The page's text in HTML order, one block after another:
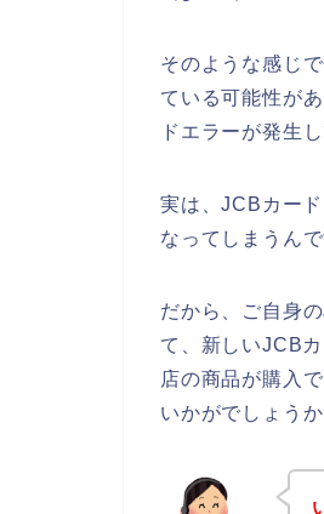
そのような感じ
ている可能性が
ドエラーが発生
実は、JCBカー
なってしまうん
だから、ご自身
て、新しいJCB
店の商品が購入
いかがでしょうか